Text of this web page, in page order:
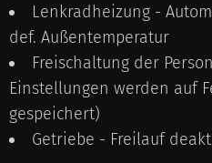
Lenkradheizung -
def. Außentemperatur
Freischaltung der
Einstellungen werden auf
gespeichert)
Getriebe - Freilauf